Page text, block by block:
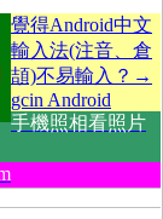
覺得Android中文
輸入法(注音、倉
頡)不易輸入？→
gcin Android
手機照相看照片